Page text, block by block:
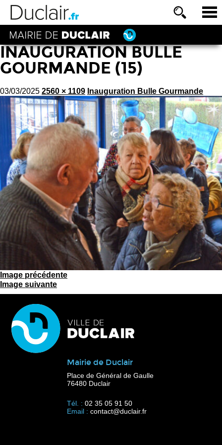
INAUGURATION BULLE
GOURMANDE (15)
03/03/2025 2560 × 1109 Inauguration Bulle Gourmande
Image précédente
Image suivante
Mairie de Duclair
Place de Général de Gaulle
76480 Duclair
Tél. : 02 35 05 91 50
Email : contact@duclair.fr